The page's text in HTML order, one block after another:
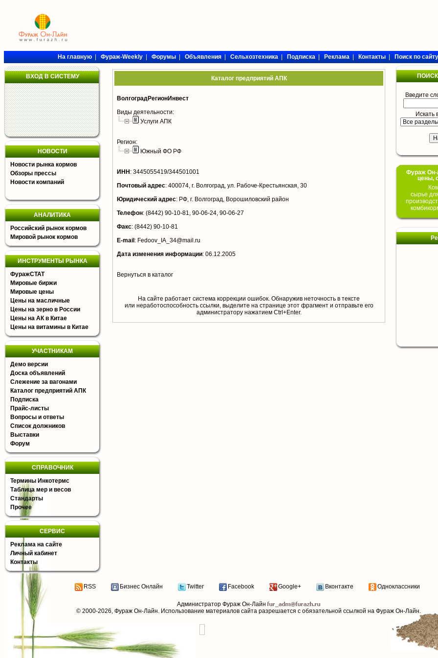
На главную|Фураж-Weekly|Форумы|Объявления|Сельхозтехника|Подписка|Реклама|Контакты|Поиск по сайту
ВХОД В СИСТЕМУ
НОВОСТИ
Новости рынка кормов
Обзоры прессы
Новости компаний
АНАЛИТИКА
Российский рынок кормов
Мировой рынок кормов
ИНСТРУМЕНТЫ РЫНКА
ФуражСТАТ
Мировые биржи
Мировые цены
Цены на масличные
Цены на зерно в России
Цены на АК в Китае
Цены на витамины в Китае
УЧАСТНИКАМ
Демо версии
Доска объявлений
Слежение за вагонами
Каталог предприятий АПК
Подписка
Прайс-листы
Вопросы и ответы
Список должников
Выставки
Форум
СПРАВОЧНИК
Термины Инкотермс
Таблица мер и весов
Стандарты
Прочее
СЕРВИС
Реклама на сайте
Личный кабинет
Контакты
Каталог предприятий АПК
ВолгоградРегионИнвест
Виды деятельности:
Услуги АПК
Регион:
Южный ФО РФ
ИНН : 3445055419/344501001
Почтовый адрес: 400074, г. Волгоград, ул. Рабоче-Крестьянская, 30
Юридический адрес: РФ, г. Волгоград, Ворошиловский район
Телефон: (8442) 90-10-81, 90-06-24, 90-06-27
Факс: (8442) 90-10-81
E-mail : Fedoov_IA_34@mail.ru
Дата изменения информации: 06.12.2005
Вернуться в каталог
На сайте работает система коррекции ошибок. Обнаружив неточность в тексте
или неработоспособность ссылки, выделите на странице этот фрагмент и отправьте его
aдминистратору нажатием Ctrl+Enter.
Введите
Искать
Фураж Он-
цены,
сырье
RSS Бизнес Онлайн Twitter Facebook Google+ Вконтакте Одноклассники
Администратор Фураж Он-Лайн
© 2000-2026, Фураж Он-Лайн. Использование материалов сайта разрешается с обязательной ссылкой на Фураж Он-Лайн.